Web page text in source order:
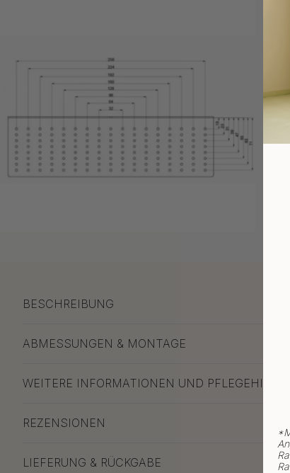
BESCHREIBUNG
ABMESSUNGEN & MONTAGE
WEITERE INFORMATIONEN UND
REZENSIONEN
LIEFERUNG & RÜCKGABE
*